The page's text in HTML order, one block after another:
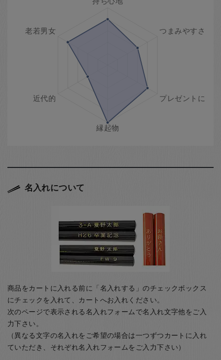
名入れについて
商品をカートに入れる前に「名入れする」のチェックボックス
にチェックを入れて、カートへお入れください。
次のページで表示される名入れフォームで名入れ文字他をご入
力下さい。
（異なる文字の名入れをご希望の場合は一つずつカートに入れ
ていただき、それぞれ名入れフォームをご入力下さい）